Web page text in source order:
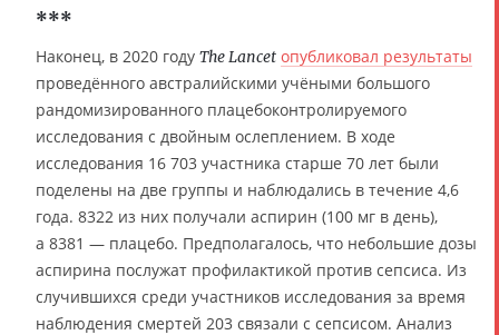
***
Наконец, в 2020 году The Lancet опубликовал результаты
проведённого австралийскими учёными большого
рандомизированного плацебоконтролируемого
исследования с двойным ослеплением. В ходе
исследования 16 703 участника старше 70 лет были
поделены на две группы и наблюдались в течение 4,6
года. 8322 из них получали аспирин (100 мг в день),
а 8381 — плацебо. Предполагалось, что небольшие дозы
аспирина послужат профилактикой против сепсиса. Из
случившихся среди участников исследования за время
наблюдения смертей 203 связали с сепсисом. Анализ